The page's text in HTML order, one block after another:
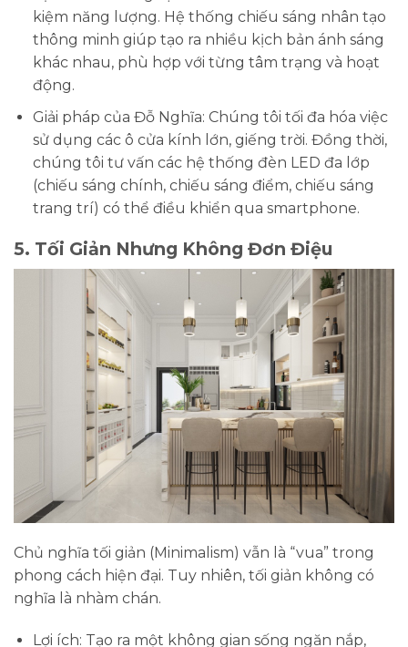
kiệm năng lượng. Hệ thống chiếu sáng nhân tạo
thông minh giúp tạo ra nhiều kịch bản ánh sáng
khác nhau, phù hợp với từng tâm trạng và hoạt
động.
Giải pháp của Đỗ Nghĩa: Chúng tôi tối đa hóa việc
sử dụng các ô cửa kính lớn, giếng trời. Đồng thời,
chúng tôi tư vấn các hệ thống đèn LED đa lớp
(chiếu sáng chính, chiếu sáng điểm, chiếu sáng
trang trí) có thể điều khiển qua smartphone.
5. Tối Giản Nhưng Không Đơn Điệu
Chủ nghĩa tối giản (Minimalism) vẫn là “vua” trong
phong cách hiện đại. Tuy nhiên, tối giản không có
nghĩa là nhàm chán.
Lợi ích: Tạo ra một không gian sống ngăn nắp,